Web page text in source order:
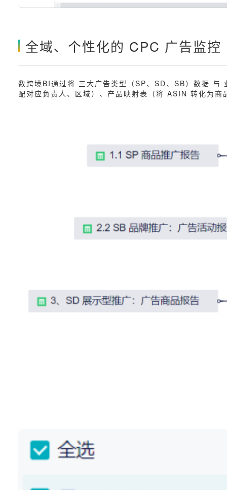
全域、个性化的 CPC 广告监控
数跨境BI通过将 三大广告类型（SP、SD、SB）数据
配对应负责人、区域）、产品映射表（将 ASIN 转化为